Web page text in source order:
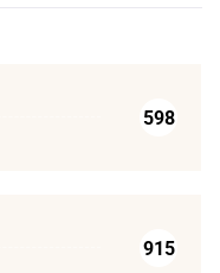
598
915